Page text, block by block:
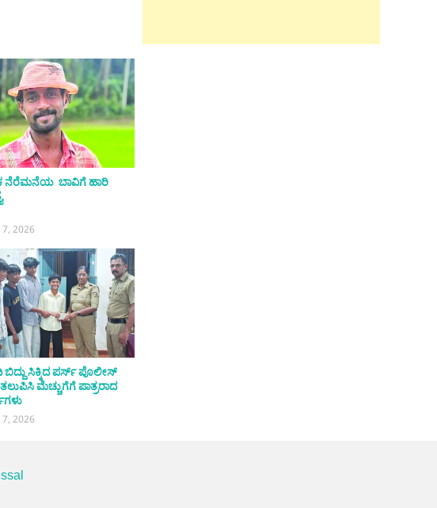
ನೆರೆಮನೆಯ ಬಾವಿಗೆ ಹಾರಿ
2026
ಬಿದ್ದು ಸಿಕ್ಕಿದ ಪರ್ಸ್ ಪೊಲೀಸ್
ಮೆಚ್ಚುಗೆಗೆ ಪಾತ್ರರಾದ
2026